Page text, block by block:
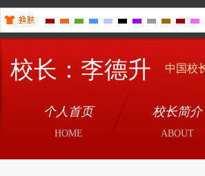
校长：李德升 中国校
个人首页 校长简介
HOME ABOUT